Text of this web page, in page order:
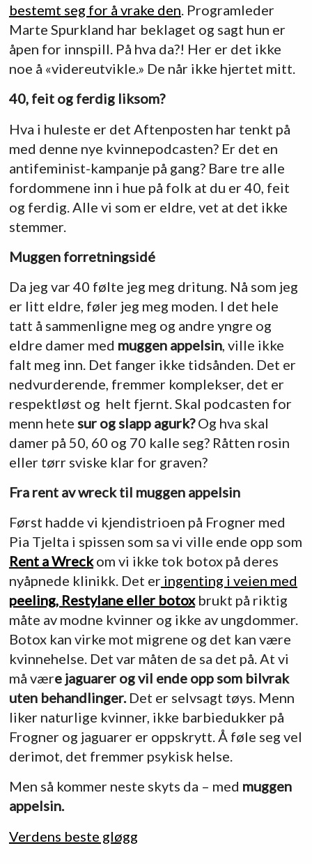
bestemt seg for å vrake den. Programleder
Marte Spurkland har beklaget og sagt hun er
åpen for innspill. På hva da?! Her er det ikke
noe å «videreutvikle.» De når ikke hjertet mitt.
40, feit og ferdig liksom?
Hva i huleste er det Aftenposten har tenkt på
med denne nye kvinnepodcasten? Er det en
antifeminist-kampanje på gang? Bare tre alle
fordommene inn i hue på folk at du er 40, feit
og ferdig. Alle vi som er eldre, vet at det ikke
stemmer.
Muggen forretningsidé
Da jeg var 40 følte jeg meg dritung. Nå som jeg
er litt eldre, føler jeg meg moden. I det hele
tatt å sammenligne meg og andre yngre og
eldre damer med muggen appelsin, ville ikke
falt meg inn. Det fanger ikke tidsånden. Det er
nedvurderende, fremmer komplekser, det er
respektløst og helt fjernt. Skal podcasten for
menn hete sur og slapp agurk?Og hva skal
damer på 50, 60 og 70 kalle seg? Råtten rosin
eller tørr sviske klar for graven?
Fra rent av wreck til muggen appelsin
Først hadde vi kjendistrioen på Frogner med
Pia Tjelta i spissen som sa vi ville ende opp som
Rent a Wreckom vi ikke tok botox på deres
nyåpnede klinikk. Det eringenting i veien med
peeling, Restylane eller botoxbrukt på riktig
måte av modne kvinner og ikke av ungdommer.
Botox kan virke mot migrene og det kan være
kvinnehelse. Det var måten de sa det på. At vi
må være jaguarer og vil ende opp som bilvrak
uten behandlinger.Det er selvsagt tøys. Menn
liker naturlige kvinner, ikke barbiedukker på
Frogner og jaguarer er oppskrytt. Å føle seg vel
derimot, det fremmer psykisk helse.
Men så kommer neste skyts da – med muggen
appelsin.
Verdens beste gløgg